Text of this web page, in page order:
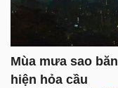
Mùa mưa sao
hiện hỏa cầu